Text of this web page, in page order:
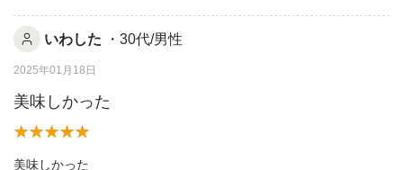
いわした ・30代/男性
2025年01月18日
美味しかった
美味しかった